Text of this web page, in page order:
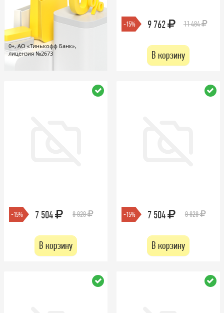
0+, АО «Тинькофф Банк»,
лицензия №2673
-15% 9 762 11 484
В корзину
-15% 7 504 8 828
В корзину
-15% 7 504 8 828
В корзину